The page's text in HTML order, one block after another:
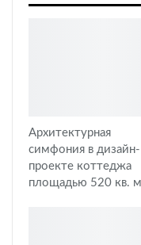
Архитектурная
симфония в дизайн-
проекте коттеджа
площадью 520 кв. м